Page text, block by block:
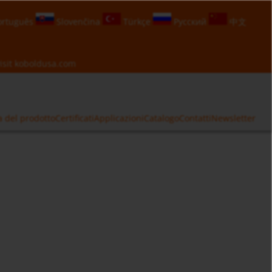
Slovenčina Türkçe Русский
中文
koboldusa.com
del prodottoCertificati Applicazioni CatalogoContatti Newsletter